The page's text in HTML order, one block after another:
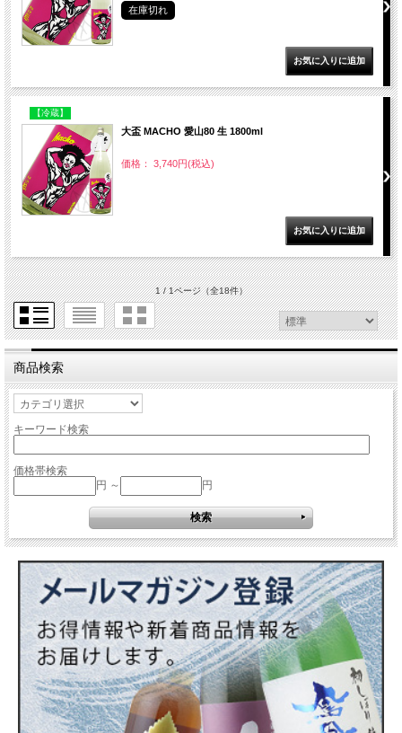
在庫切れ
【冷蔵】
大盃 MACHO 愛山80 生 1800ml
価格： 3,740円(税込)
1 / 1ページ（全18件）
商品検索
キーワード検索
価格帯検索
円 ～
円